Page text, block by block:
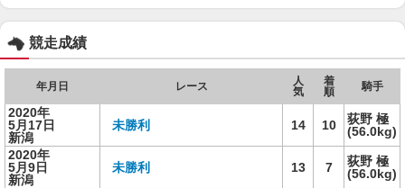
競走成績
年月日 レース
人
気
着
順
騎手
2020年
5月17日
新潟
未勝利 14 10
荻野 極
(56.0kg)
2020年
5月9日
新潟
未勝利 13 7
荻野 極
(56.0kg)